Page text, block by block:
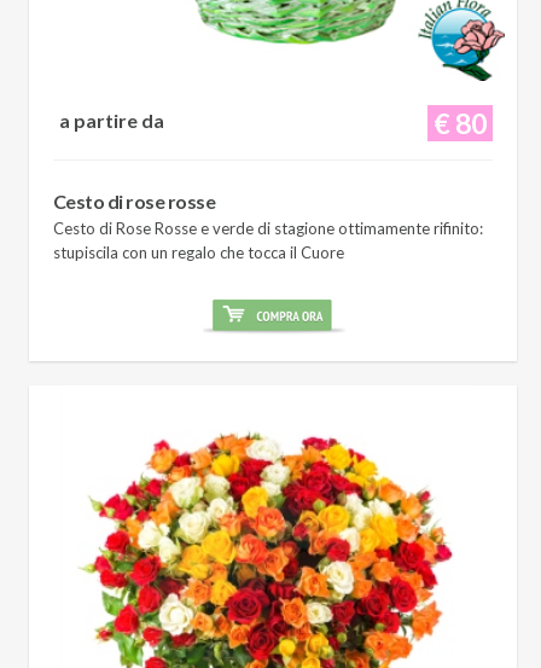
€ 80
a partire da
Cesto di rose rosse
Cesto di Rose Rosse e verde di stagione ottimamente rifinito:
stupiscila con un regalo che tocca il Cuore